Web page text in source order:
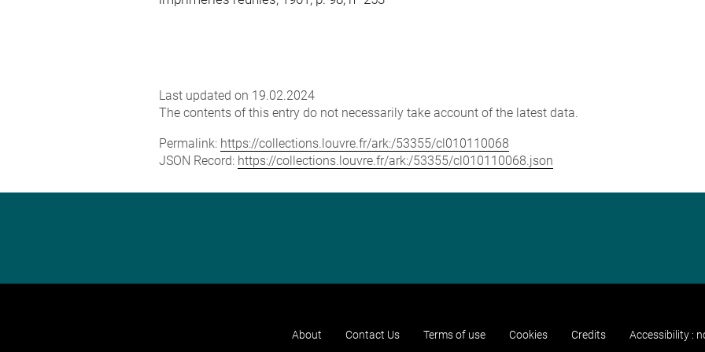
Last updated on 19.02.2024
The contents of this entry do not necessarily take account of the latest data.
Permalink: https://collections.louvre.fr/ark:/53355/cl010110068
JSON Record: https://collections.louvre.fr/ark:/53355/cl010110068.json
About Contact Us Terms of use Cookies Credits Accessibility :